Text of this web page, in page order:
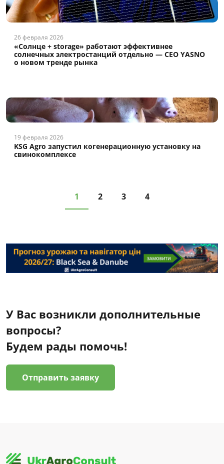
26 февраля 2026
«Солнце + storage» работают эффективнее
солнечных электростанций отдельно — CEO YASNO
о новом тренде рынка
19 февраля 2026
KSG Agro запустил когенерационную установку на
свинокомплексе
1 2 3 4
У Вас возникли дополнительные
вопросы?
Будем рады помочь!
Отправить заявку